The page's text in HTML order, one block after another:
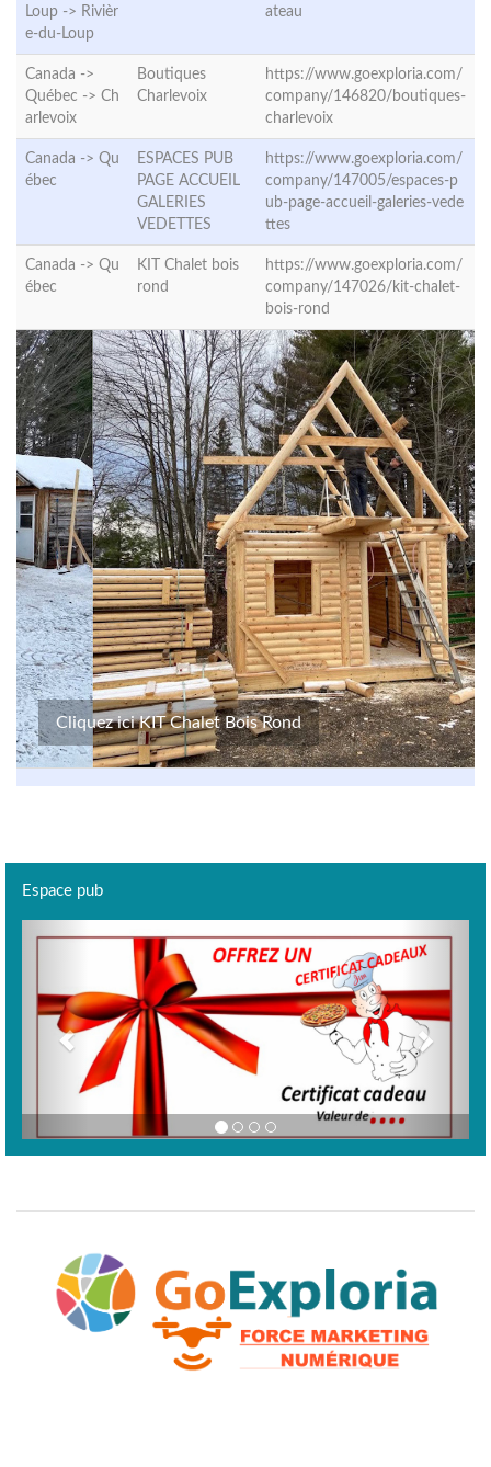
Loup -> Rivièr
e-du-Loup
ateau
Canada ->
Québec -> Ch
arlevoix
Boutiques
Charlevoix
https://www.goexploria.com/
company/146820/boutiques-
charlevoix
Canada -> Qu
ébec
ESPACES PUB
PAGE ACCUEIL
GALERIES
VEDETTES
https://www.goexploria.com/
company/147005/espaces-p
ub-page-accueil-galeries-vede
ttes
Canada -> Qu
ébec
KIT Chalet bois
rond
https://www.goexploria.com/
company/147026/kit-chalet-
bois-rond
Cliquez ici KIT Chalet Bois Rond
Espace pub